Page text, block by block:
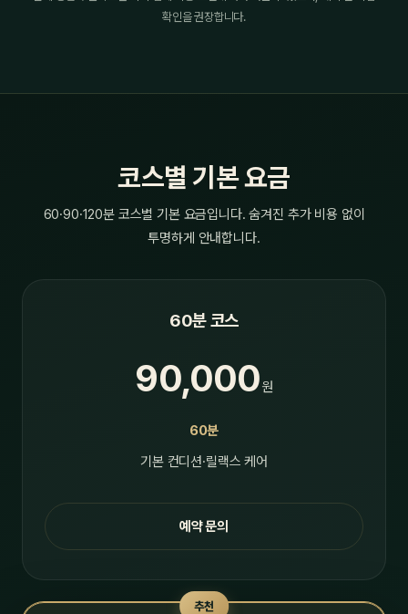
확인을 권장합니다.
코스별 기본 요금
60·90·120분 코스별 기본 요금입니다. 숨겨진 추가 비용 없이
투명하게 안내합니다.
60분 코스
90,000원
60분
기본 컨디션·릴랙스 케어
예약 문의
추천